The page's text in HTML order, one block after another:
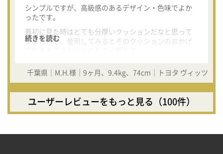
シンプルですが、高級感のあるデザイン・色味でよか
ったです。
最初に見た時はとても分厚いクッションだなと思って
いましたが、使用してみるとそのクッションのおかげ
また、ジャンピングハーネスがとてもいいです。
1人で乗せる時は肩ベルトが邪魔になることも多々ある
ので、小さなことですがイライラポイントの解消で
す。
続きを読む
千葉県｜M.H.様｜9ヶ月、9.4kg、74cm｜トヨタ ヴィッツ
ユーザーレビューをもっと見る（100件）